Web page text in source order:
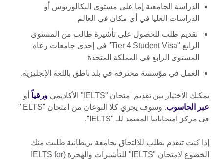
الدراسة الجامعية إما على مستوى البكالوريوس أو
الدراسات العليا في أي مكان في العالم
تقديم طلب للحصول على تأشيرة طالب من المستوى
الرابع "Tier 4 Student Visa" في إحدى جامعات رعاة
المستوى الرابع في المملكة المتحدة
العمل في مؤسسة محترفة في بلد ناطق باللغة الإنجليزية.
يمكنك الاختيار بين تقديم امتحان "IELTS" الأكاديمي ورقياً أو
عبر الحاسوب
. وسوف يجري كلا النوعان من امتحان "IELTS"
في مركز امتحاناتنا المعتمد للـ "IELTS".
إذا كنت تتقدم بطلب للالتحاق بجامعة بريطانية طلبت منك
الخضوع لامتحان "IELTS" للتأشيرات والهجرة (IELTS for